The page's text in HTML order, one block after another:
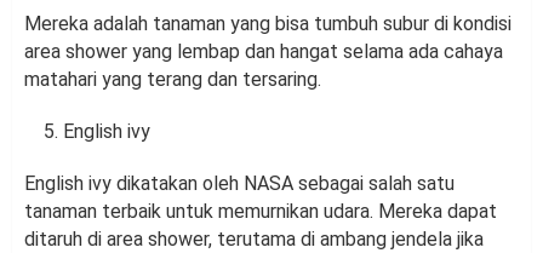
Mereka adalah tanaman yang bisa tumbuh subur di kondisi
area shower yang lembap dan hangat selama ada cahaya
matahari yang terang dan tersaring.
English ivy
English ivy dikatakan oleh NASA sebagai salah satu
tanaman terbaik untuk memurnikan udara. Mereka dapat
ditaruh di area shower, terutama di ambang jendela jika